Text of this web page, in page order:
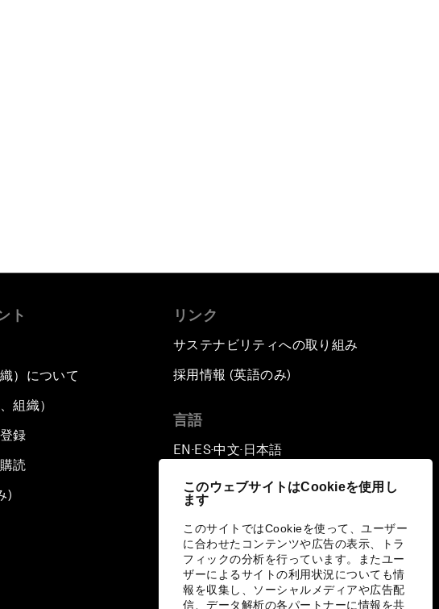
このウェブサイトはCookieを使用し
ます
このサイトではCookieを使って、ユーザー
に合わせたコンテンツや広告の表示、トラ
フィックの分析を行っています。またユー
ザーによるサイトの利用状況についても情
報を収集し、ソーシャルメディアや広告配
信、データ解析の各パートナーに情報を共
ト
）について
組織）
録
読
)
リンク
サステナビリティへの取り組み
採用情報 (英語のみ)
言語
EN ▪ES▪中文▪ 日本語